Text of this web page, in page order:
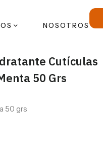
NOSOTROS
Cutículas
50 Grs
50 grs